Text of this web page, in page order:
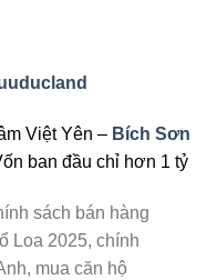
Việt Yên – Bích Sơn
ban đầu chỉ hơn 1 tỷ
sách bán hàng
Loa 2025, chính
mua căn hộ